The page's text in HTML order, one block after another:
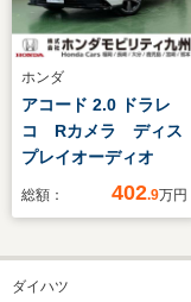
ホンダ
アコード 2.0 ドラレ
コ Rカメラ ディス
プレイオーディオ
総額： 402.9万円
ダイハツ